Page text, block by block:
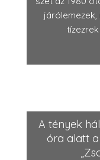
járólemezek,
A tények
óra alatt